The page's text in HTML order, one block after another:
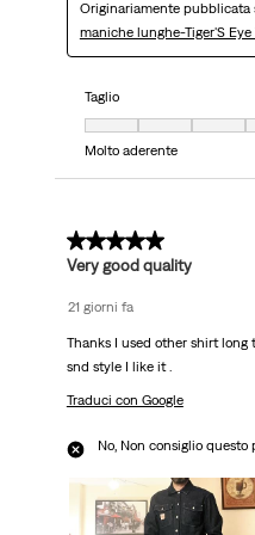
Originariamente pubblicata
maniche lunghe-Tiger'S Eye
Taglio
Taglio, 5 su 7, dove 1 è
Molto aderente
5 su 5 stelle.
Very good quality
21 giorni fa
Thanks I used other shirt
snd style I like it .
Traduci con Google
No, Non consiglio questo